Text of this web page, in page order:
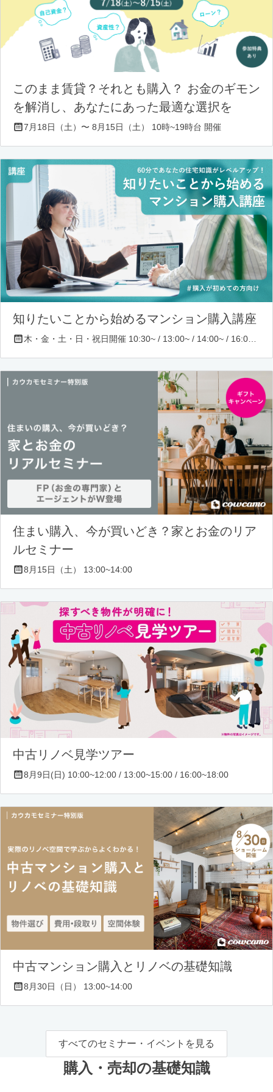
このまま賃貸？それとも購入？ お金のギモン
を解消し、あなたにあった最適な選択を
7月18日（土）〜 8月15日（土） 10時~19時台 開催
知りたいことから始めるマンション購入講座
住まい購入、今が買いどき？家とお金のリア
ルセミナー
8月15日（土） 13:00~14:00
中古リノベ見学ツアー
8月9日(日) 10:00~12:00 / 13:00~15:00 / 16:00~18:00
中古マンション購入とリノベの基礎知識
8月30日（日） 13:00~14:00
すべてのセミナー・イベントを見る
購入・売却の基礎知識